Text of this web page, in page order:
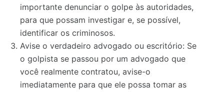
importante denunciar o golpe às autoridades,
para que possam investigar e, se possível,
identificar os criminosos.
Avise o verdadeiro advogado ou escritório: Se
o golpista se passou por um advogado que
você realmente contratou, avise-o
imediatamente para que ele possa tomar as